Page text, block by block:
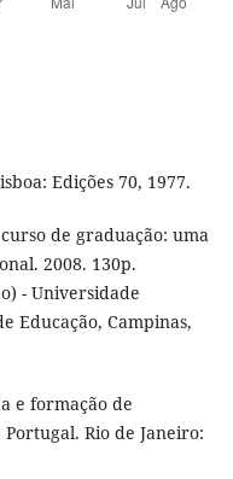
Edições 70, 1977.
de graduação: uma
2008. 130p.
- Universidade
Educação, Campinas,
e formação de
Rio de Janeiro: